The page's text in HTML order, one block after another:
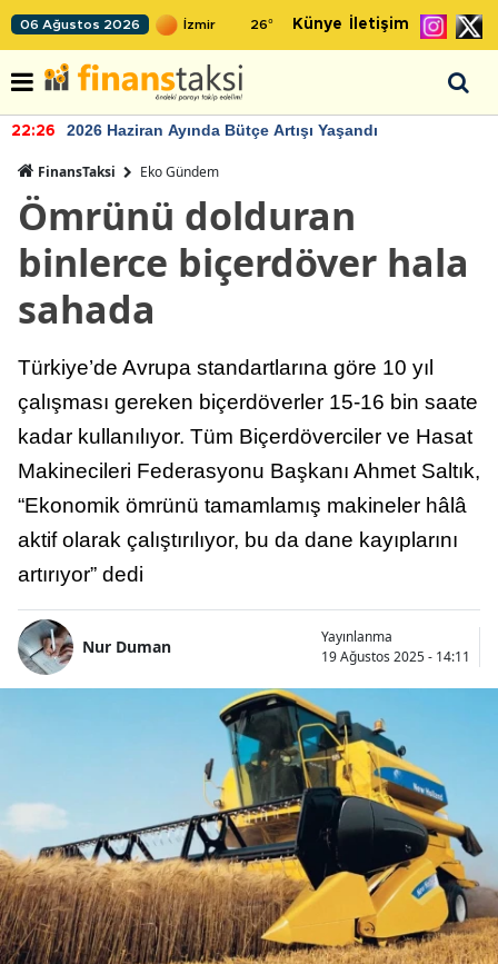
06 Ağustos 2026 26° Künye İletişim
22:26 2026 Haziran Ayında Bütçe Artışı Yaşandı
FinansTaksi Eko Gündem
Ömrünü dolduran
binlerce biçerdöver hala
sahada
Türkiye’de Avrupa standartlarına göre 10 yıl
çalışması gereken biçerdöverler 15-16 bin saate
kadar kullanılıyor. Tüm Biçerdöverciler ve Hasat
Makinecileri Federasyonu Başkanı Ahmet Saltık,
“Ekonomik ömrünü tamamlamış makineler hâlâ
aktif olarak çalıştırılıyor, bu da dane kayıplarını
artırıyor” dedi
Nur Duman
Yayınlanma
19 Ağustos 2025 - 14:11